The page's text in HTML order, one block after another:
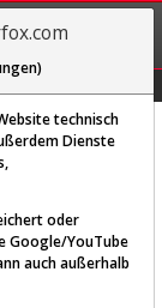
REGIS-
TRIEREN
technisch
Dienste
oder
Google/YouTube
auch außerhalb